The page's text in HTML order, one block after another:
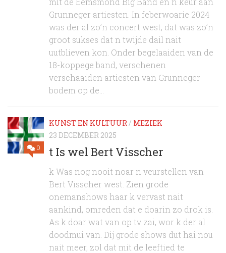
Grunneger artiesten. In feberwoarie 2024
was der al zo’n concert west, dat was zo’n
groot sukses dat n twijde dail nait
uutblieven kon. Onder begelaaiden van de
18-koppege band, verschenen
verschaaiden artiesten van Grunneger
bodem op de...
0
KUNST EN KULTUUR / MEZIEK
23 DECEMBER 2025
t Is wel Bert Visscher
k Was nog nooit noar n veurstellen van
Bert Visscher west. Zien grode
onemanshows haar k vervast nait
aankind, omreden dat e doarin zo drok is.
As k doar wat van op tv zai, wor k der al
doodmui van. Dij grode shows dut hai nou
nait meer, zol dat mit de leeftied te